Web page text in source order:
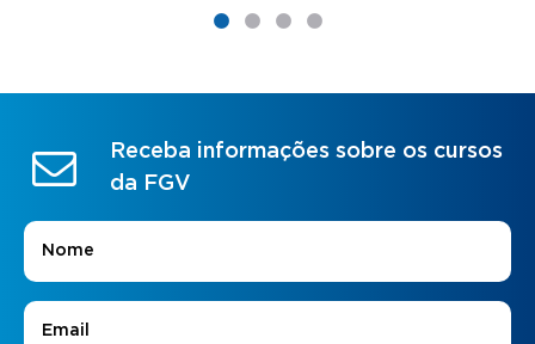
Receba informações sobre os cursos
da FGV
Nome
E-mail